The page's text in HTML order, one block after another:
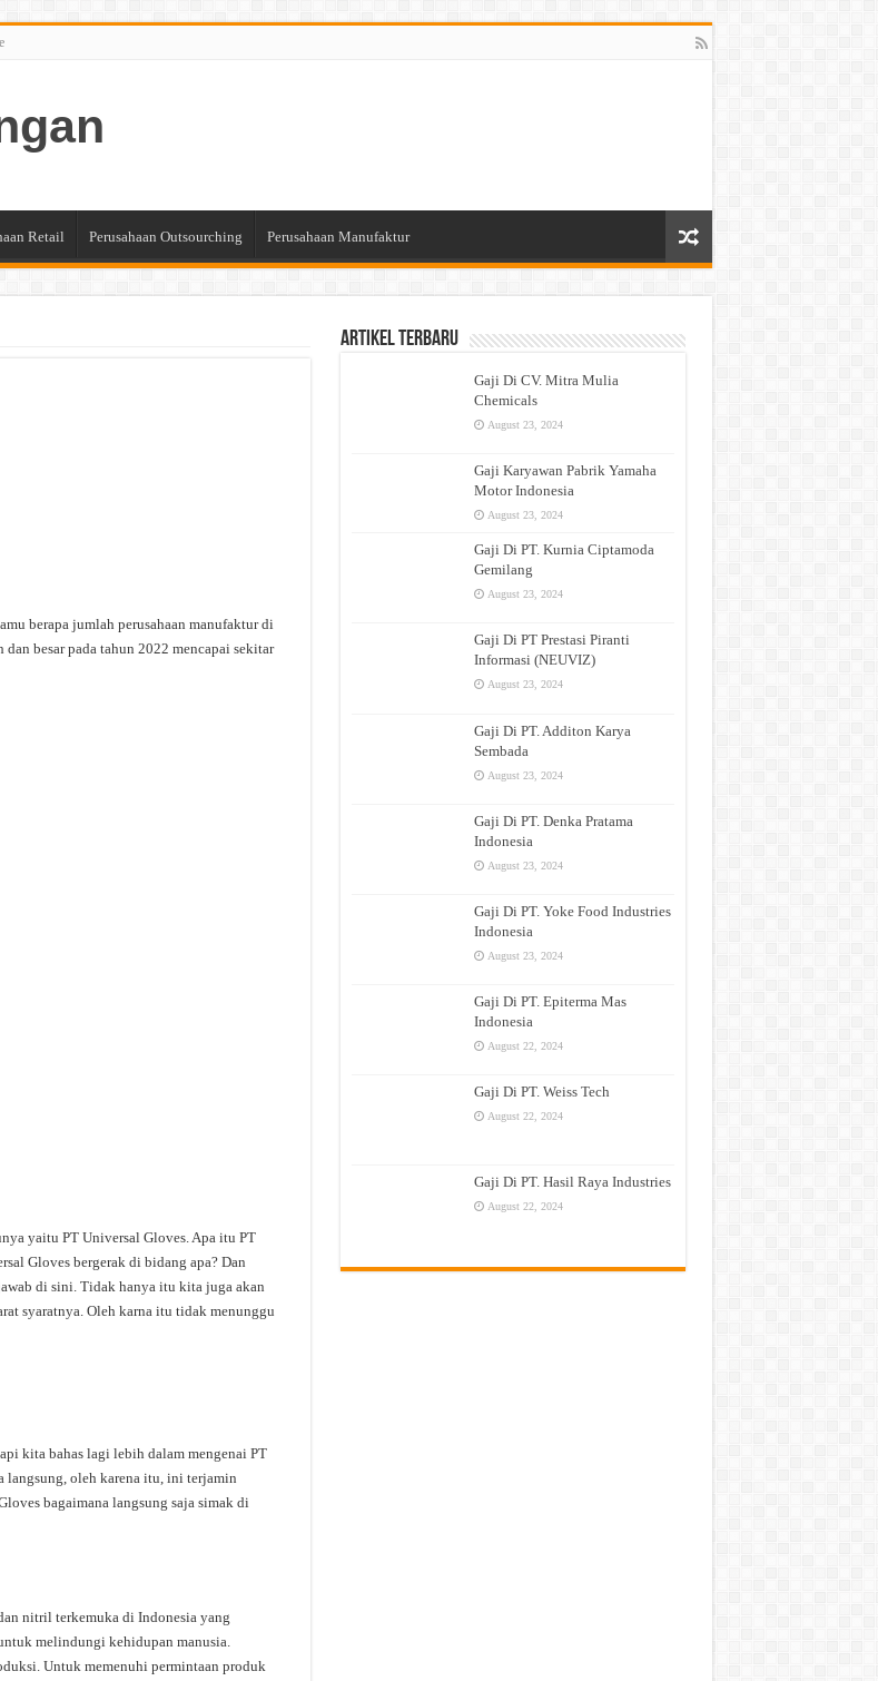
Retail Perusahaan Outsourching Perusahaan Manufaktur
berapa jumlah perusahaan manufaktur di
besar pada tahun 2022 mencapai sekitar
yaitu PT Universal Gloves. Apa itu PT
Gloves bergerak di bidang apa? Dan
di sini. Tidak hanya itu kita juga akan
syaratnya. Oleh karna itu tidak menunggu
kita bahas lagi lebih dalam mengenai PT
langsung, oleh karena itu, ini terjamin
bagaimana langsung saja simak di
nitril terkemuka di Indonesia yang
melindungi kehidupan manusia.
Untuk memenuhi permintaan produk
Artikel Terbaru
Gaji Di CV. Mitra Mulia
Chemicals
August 23, 2024
Gaji Karyawan Pabrik Yamaha
Motor Indonesia
August 23, 2024
Gaji Di PT. Kurnia Ciptamoda
Gemilang
August 23, 2024
Gaji Di PT Prestasi Piranti
Informasi (NEUVIZ)
August 23, 2024
Gaji Di PT. Additon Karya
Sembada
August 23, 2024
Gaji Di PT. Denka Pratama
Indonesia
August 23, 2024
Gaji Di PT. Yoke Food Industries
Indonesia
August 23, 2024
Gaji Di PT. Epiterma Mas
Indonesia
August 22, 2024
Gaji Di PT. Weiss Tech
August 22, 2024
Gaji Di PT. Hasil Raya Industries
August 22, 2024